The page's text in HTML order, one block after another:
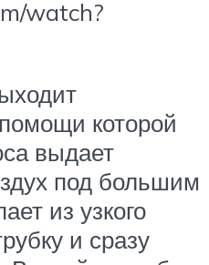
watch?
которой
выдает
под большим
из узкого
и сразу